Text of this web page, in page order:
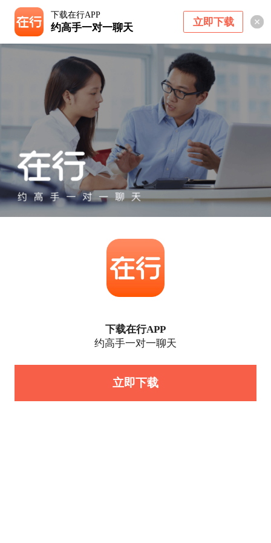
下载在行APP
约高手一对一聊天 立即下载
下载在行APP
约高手一对一聊天
立即下载